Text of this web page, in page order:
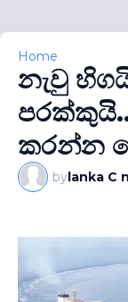
Home
නැවු
කරන්න
bylanka C